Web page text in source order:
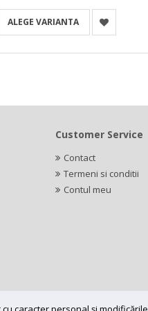
ALEGE VARIANTA
Customer Service
Contact
Termeni si conditii
Contul meu